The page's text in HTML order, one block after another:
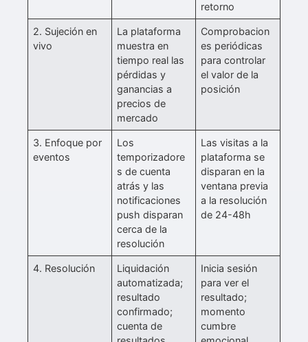
retorno
2. Sujeción en
vivo
La plataforma
muestra en
tiempo real las
pérdidas y
ganancias a
precios de
mercado
Comprobacion
es periódicas
para controlar
el valor de la
posición
3. Enfoque por
eventos
Los
temporizadore
s de cuenta
atrás y las
notificaciones
push disparan
cerca de la
resolución
Las visitas a la
plataforma se
disparan en la
ventana previa
a la resolución
de 24-48h
4. Resolución
Liquidación
automatizada;
resultado
confirmado;
cuenta de
Inicia sesión
para ver el
resultado;
momento
cumbre